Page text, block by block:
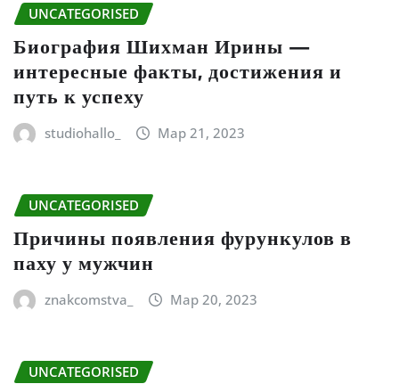
UNCATEGORISED
Биография Шихман Ирины —
интересные факты, достижения и
путь к успеху
studiohallo_ Мар 21, 2023
UNCATEGORISED
Причины появления фурункулов в
паху у мужчин
znakcomstva_ Мар 20, 2023
UNCATEGORISED